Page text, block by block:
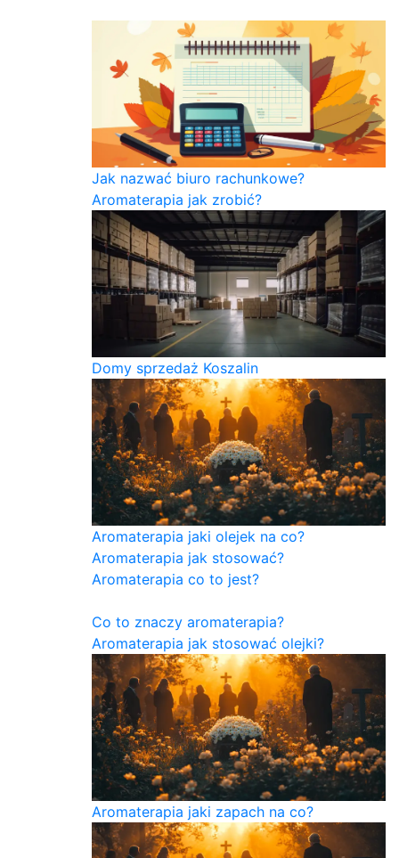
Jak nazwać biuro rachunkowe?
Aromaterapia jak zrobić?
Domy sprzedaż Koszalin
Aromaterapia jaki olejek na co?
Aromaterapia jak stosować?
Aromaterapia co to jest?
Co to znaczy aromaterapia?
Aromaterapia jak stosować olejki?
Aromaterapia jaki zapach na co?